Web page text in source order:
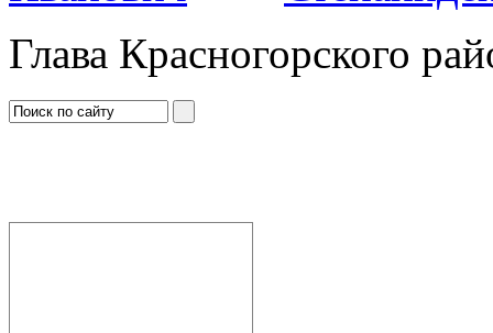
Глава Красногорского